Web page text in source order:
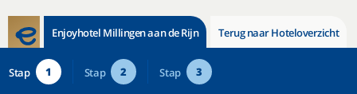
Enjoyhotel Millingen aan de Rijn Terug naar Hoteloverzicht
Stap 1 Stap 2 Stap 3